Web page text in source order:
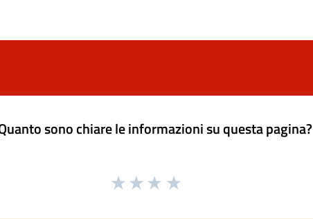
sono chiare le informazioni su questa pagina?